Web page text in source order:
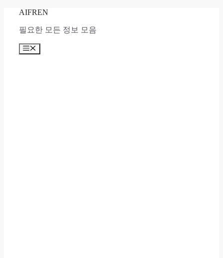
content
AIFREN
필요한 모든 정보 모음
Menu